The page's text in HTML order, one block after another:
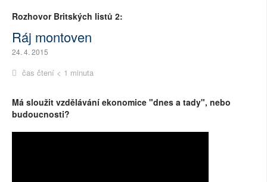
Rozhovor Britských listů 2:
Ráj montoven
24. 4. 2015
čas čtení < 1 minuta
Má sloužit vzdělávání ekonomice "dnes a tady", nebo
budoucnosti?